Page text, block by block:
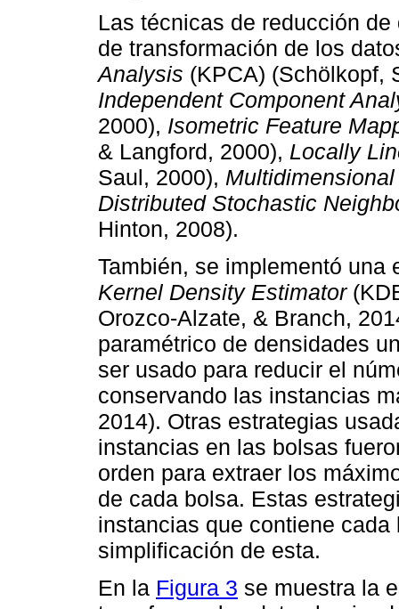
Las técnicas de reducción
de transformación de los
Analysis (KPCA) (Schölkopf,
Independent Component
2000), Isometric Feature
& Langford, 2000), Locally
Saul, 2000),
Distributed Stochastic
Hinton, 2008).
También, se implementó una
Kernel Density Estimator
Orozco-Alzate, & Branch,
paramétrico de densidades
ser usado para reducir el
conservando las instancias
2014). Otras estrategias
instancias en las bolsas
orden para extraer los
de cada bolsa. Estas
instancias que contiene
simplificación de esta.
En la Figura 3 se muestra la